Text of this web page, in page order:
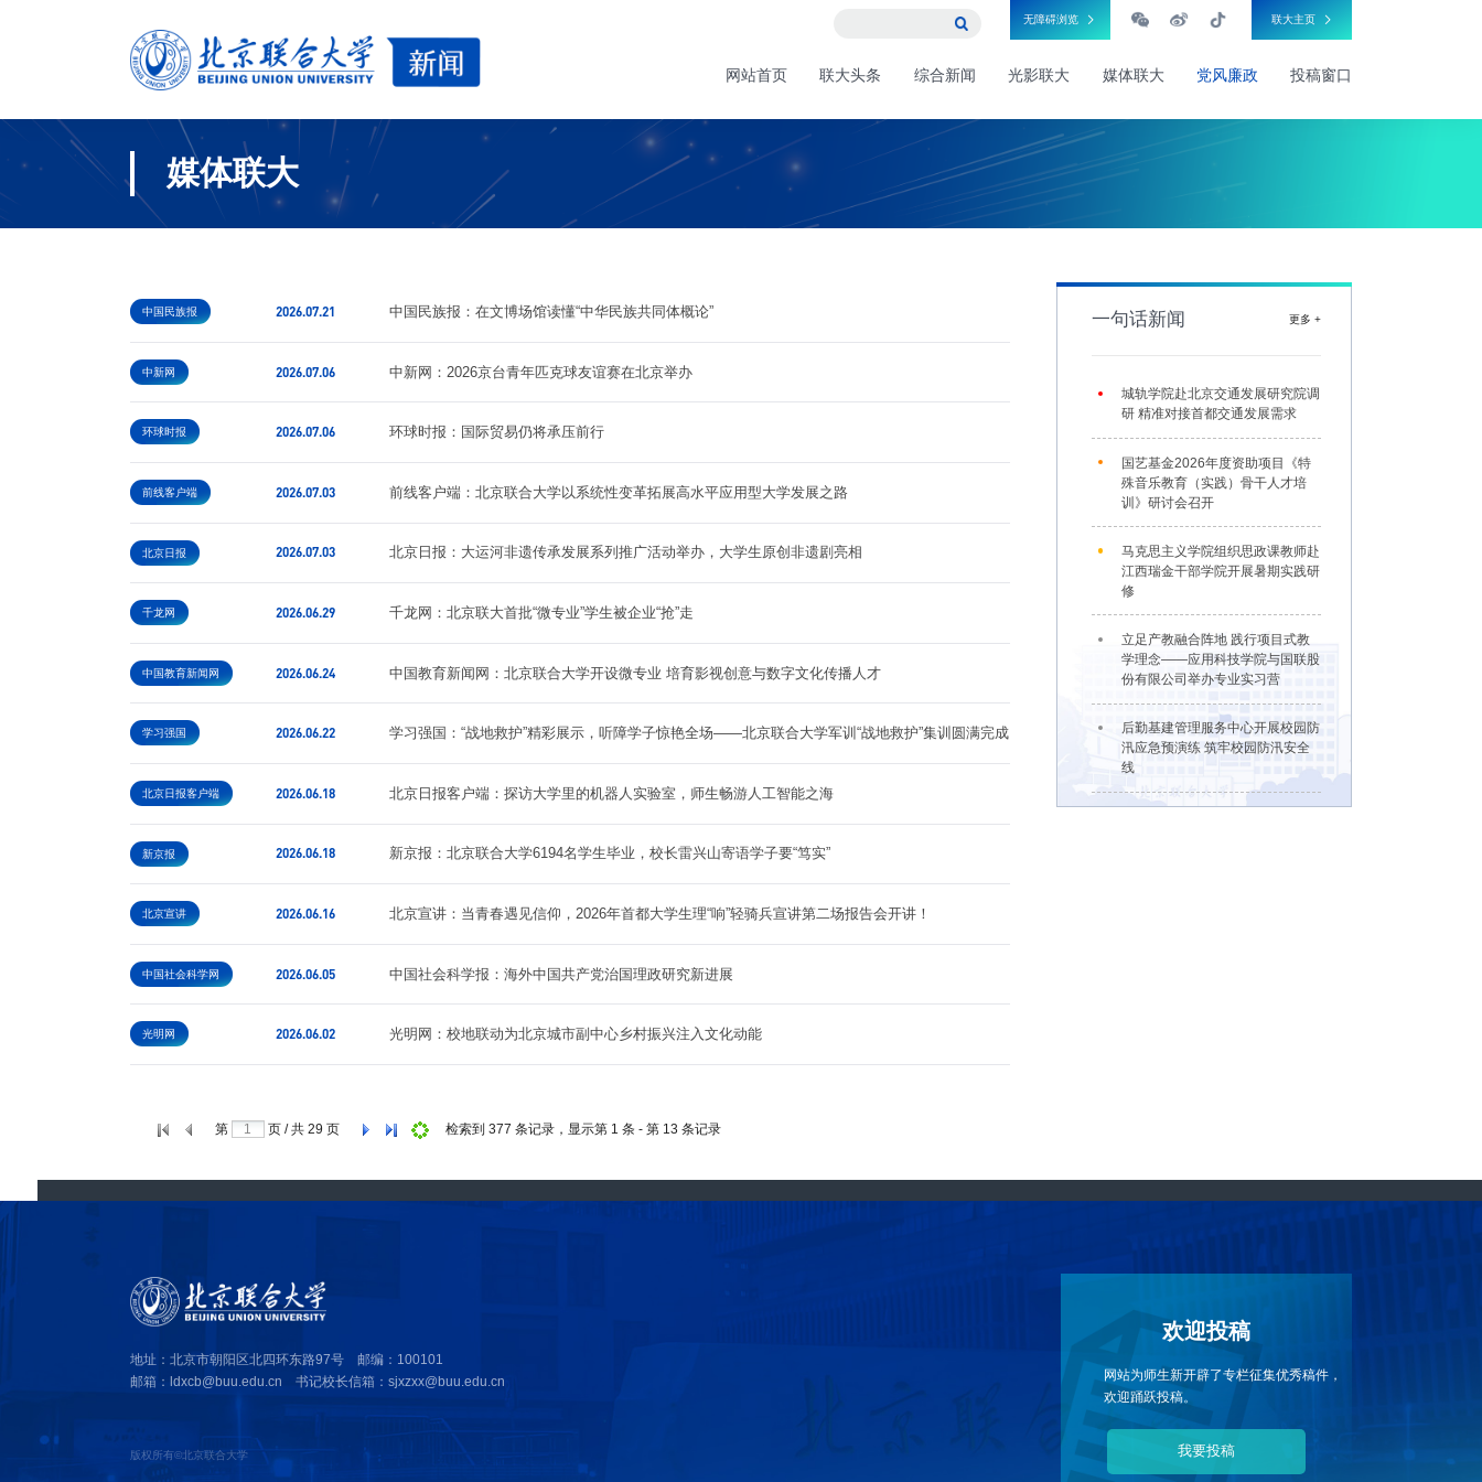
无障碍浏览 联大主页
网站首页 联大头条 综合新闻 光影联大 媒体联大 党风廉政 投稿窗口
媒体联大
中国民族报 2026.07.21 中国民族报：在文博场馆读懂“中华民族共同体概论”
中新网 2026.07.06 中新网：2026京台青年匹克球友谊赛在北京举办
环球时报 2026.07.06 环球时报：国际贸易仍将承压前行
前线客户端 2026.07.03 前线客户端：北京联合大学以系统性变革拓展高水平应用型大学发展之路
北京日报 2026.07.03 北京日报：​大运河非遗传承发展系列推广活动举办，大学生原创非遗剧亮相
千龙网 2026.06.29 千龙网：北京联大首批“微专业”学生被企业“抢”走
中国教育新闻网 2026.06.24 中国教育新闻网：北京联合大学开设微专业 培育影视创意与数字文化传播人才
学习强国 2026.06.22 学习强国：“战地救护”精彩展示，听障学子惊艳全场——北京联合大学军训“战地救护”集训圆满完成
北京日报客户端 2026.06.18 北京日报客户端：探访大学里的机器人实验室，师生畅游人工智能之海
新京报 2026.06.18 新京报：北京联合大学6194名学生毕业，校长雷兴山寄语学子要“笃实”
北京宣讲 2026.06.16 北京宣讲：当青春遇见信仰，2026年首都大学生理“响”轻骑兵宣讲第二场报告会开讲！
中国社会科学网 2026.06.05 中国社会科学报：海外中国共产党治国理政研究新进展
光明网 2026.06.02 光明网：校地联动为北京城市副中心乡村振兴注入文化动能
第 页 / 共 29 页 检索到 377 条记录，显示第 1 条 - 第 13 条记录
一句话新闻 更多 +
城轨学院赴北京交通发展研究院调
研 精准对接首都交通发展需求
国艺基金2026年度资助项目《特
殊音乐教育（实践）骨干人才培
训》研讨会召开
马克思主义学院组织思政课教师赴
江西瑞金干部学院开展暑期实践研
修
立足产教融合阵地 践行项目式教
学理念——应用科技学院与国联股
份有限公司举办专业实习营
后勤基建管理服务中心开展校园防
汛应急预演练 筑牢校园防汛安全
线
欢迎投稿
网站为师生新开辟了专栏征集优秀稿件，
欢迎踊跃投稿。
我要投稿
地址：北京市朝阳区北四环东路97号 邮编：100101
邮箱：ldxcb@buu.edu.cn 书记校长信箱：sjxzxx@buu.edu.cn
版权所有©北京联合大学